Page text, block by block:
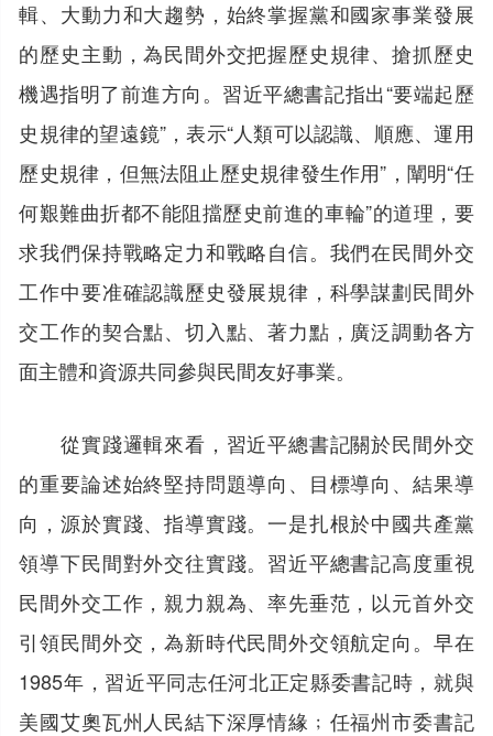
輯、大動力和大趨勢，始終掌握黨和國家事業發展
的歷史主動，為民間外交把握歷史規律、搶抓歷史
機遇指明了前進方向。習近平總書記指出“要端起歷
史規律的望遠鏡”，表示“人類可以認識、順應、運用
歷史規律，但無法阻止歷史規律發生作用”，闡明“任
何艱難曲折都不能阻擋歷史前進的車輪”的道理，要
求我們保持戰略定力和戰略自信。我們在民間外交
工作中要准確認識歷史發展規律，科學謀劃民間外
交工作的契合點、切入點、著力點，廣泛調動各方
面主體和資源共同參與民間友好事業。
從實踐邏輯來看，習近平總書記關於民間外交
的重要論述始終堅持問題導向、目標導向、結果導
向，源於實踐、指導實踐。一是扎根於中國共產黨
領導下民間對外交往實踐。習近平總書記高度重視
民間外交工作，親力親為、率先垂范，以元首外交
引領民間外交，為新時代民間外交領航定向。早在
1985年，習近平同志任河北正定縣委書記時，就與
美國艾奧瓦州人民結下深厚情緣﹔任福州市委書記